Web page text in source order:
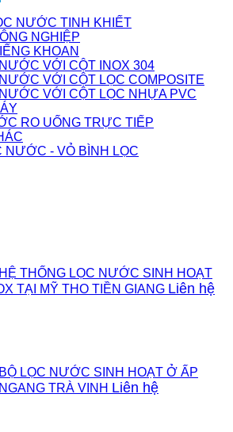
NƯỚC TINH KHIẾT
NGHIỆP
KHOAN
VỚI CỘT INOX 304
VỚI CỘT LỌC COMPOSITE
VỚI CỘT LỌC NHỰA PVC
RO UỐNG TRỰC TIẾP
NƯỚC - VỎ BÌNH LỌC
HỆ THỐNG LỌC NƯỚC SINH HOẠT
TẠI MỸ THO TIỀN GIANG Liên hệ
BỘ LỌC NƯỚC SINH HOẠT Ở ẤP
TRÀ VINH Liên hệ